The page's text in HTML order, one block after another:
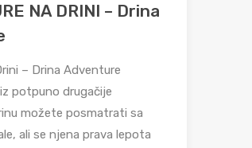
NA DRINI – Drina
– Drina Adventure
potpuno drugačije
možete posmatrati sa
ali se njena prava lepota